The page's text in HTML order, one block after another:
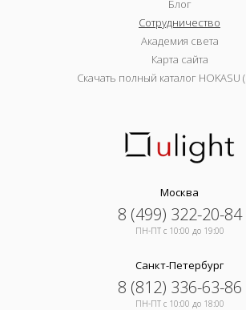
Блог
Сотрудничество
Академия света
Карта сайта
Скачать полный каталог HOKASU
Москва
8 (499) 322-20-84
ПН-ПТ c 10:00 до 19:00
Санкт-Петербург
8 (812) 336-63-86
ПН-ПТ c 10:00 до 18:00